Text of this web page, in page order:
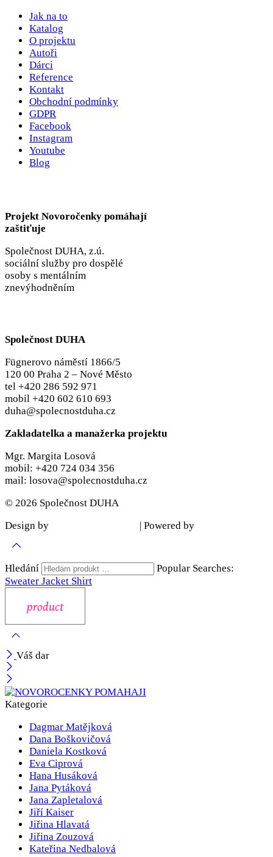
Jak na to
Katalog
O projektu
Autoři
Dárci
Reference
Kontakt
Obchodní podmínky
GDPR
Facebook
Instagram
Youtube
Blog
Projekt Novoročenky pomáhají
zaštiťuje
Společnost DUHA, z.ú.
sociální služby pro dospělé
osoby s mentálním
znevýhodněním
Společnost DUHA
Fügnerovo náměstí 1866/5
120 00 Praha 2 – Nové Město
tel +420 286 592 971
mobil +420 602 610 693
duha@spolecnostduha.cz
Zakladatelka a manažerka projektu
Mgr. Margita Losová
mobil: +420 724 034 356
mail: losova@spolecnostduha.cz
© 2026 Společnost DUHA
Design by
| Powered by
Hledání
Popular Searches:
Sweater Jacket Shirt
Váš dar
Kategorie
Dagmar Matějková
Dana Boškovičová
Daniela Kostková
Eva Ciprová
Hana Husáková
Jana Pytáková
Jana Zapletalová
Jiří Kaiser
Jiřina Hlavatá
Jiřina Zouzová
Kateřina Nedbalová